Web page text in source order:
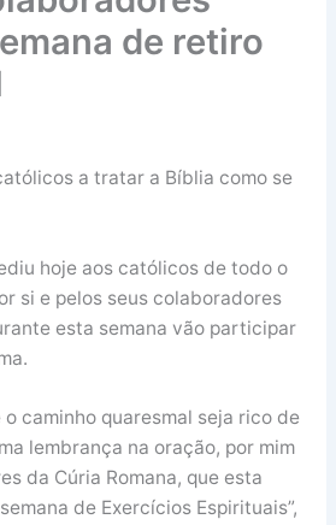
de retiro
a tratar a Bíblia como se
hoje aos católicos de todo o
si e pelos seus colaboradores
esta semana vão participar
o caminho quaresmal seja rico de
lembrança na oração, por mim
da Cúria Romana, que esta
de Exercícios Espirituais”,